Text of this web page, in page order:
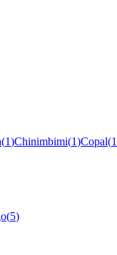
(1)Chinimbimi(1)Copal(1
(5)